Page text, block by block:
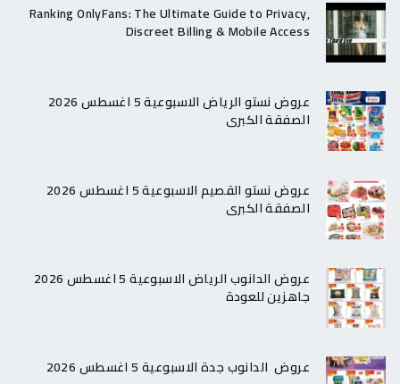
Ranking OnlyFans: The Ultimate Guide to Privacy,
Discreet Billing & Mobile Access
عروض نستو الرياض الاسبوعية 5 اغسطس 2026
الصفقة الكبرى
عروض نستو القصيم الاسبوعية 5 اغسطس 2026
الصفقة الكبرى
عروض الدانوب الرياض الاسبوعية 5 اغسطس 2026
جاهزين للعودة
عروض الدانوب جدة الاسبوعية 5 اغسطس 2026